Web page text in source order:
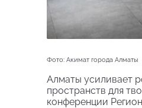
Фото: Акимат города Алматы
Алматы усиливает
пространств для
конференции